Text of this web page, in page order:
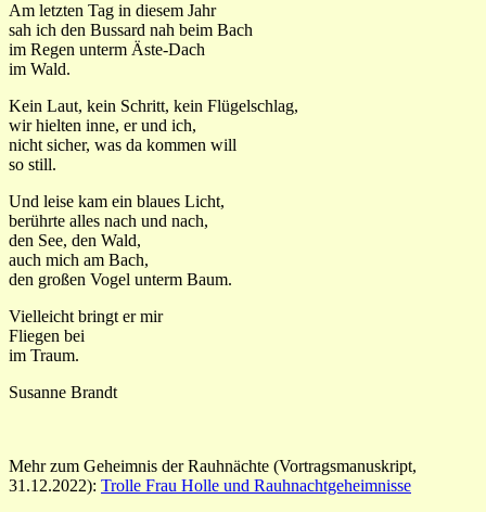
Am letzten Tag in diesem Jahr
sah ich den Bussard nah beim Bach
im Regen unterm Äste-Dach
im Wald.
Kein Laut, kein Schritt, kein Flügelschlag,
wir hielten inne, er und ich,
nicht sicher, was da kommen will
so still.
Und leise kam ein blaues Licht,
berührte alles nach und nach,
den See, den Wald,
auch mich am Bach,
den großen Vogel unterm Baum.
Vielleicht bringt er mir
Fliegen bei
im Traum.
Susanne Brandt
Mehr zum Geheimnis der Rauhnächte (Vortragsmanuskript,
31.12.2022): Trolle Frau Holle und Rauhnachtgeheimnisse